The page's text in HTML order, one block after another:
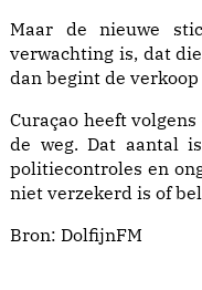
Maar de nieuwe
verwachting is, dat
dan begint de
Curaçao heeft
de weg. Dat aantal
politiecontroles en
niet verzekerd is of
Bron: DolfijnFM